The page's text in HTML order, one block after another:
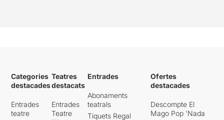
Categories
destacades
Entrades
teatre
Teatres
destacats
Entrades
Teatre
Entrades
Abonaments
teatrals
Tiquets Regal
Ofertes
destacades
Descompte El
Mago Pop 'Nada